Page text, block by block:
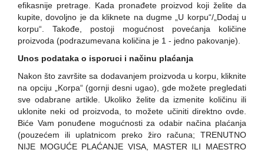
efikasnije pretrage. Kada pronađete proizvod koji želite da
kupite, dovoljno je da kliknete na dugme „U korpu“/„Dodaj u
korpu“. Takođe, postoji mogućnost povećanja količine
proizvoda (podrazumevana količina je 1 - jedno pakovanje).
Unos podataka o isporuci i načinu plaćanja
Nakon što završite sa dodavanjem proizvoda u korpu, kliknite
na opciju „Korpa“ (gornji desni ugao), gde možete pregledati
sve odabrane artikle. Ukoliko želite da izmenite količinu ili
uklonite neki od proizvoda, to možete učiniti direktno ovde.
Biće Vam ponuđene mogućnosti za odabir načina plaćanja
(pouzećem ili uplatnicom preko žiro računa; TRENUTNO
NIJE MOGUĆE PLAĆANJE VISA, MASTER ILI MAESTRO